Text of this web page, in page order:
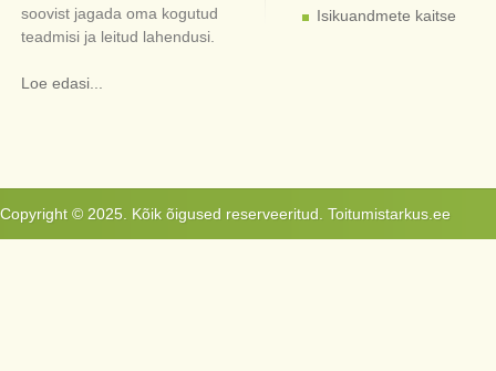
soovist jagada oma kogutud
teadmisi ja leitud lahendusi.
Loe edasi...
Isikuandmete kaitse
Copyright © 2025. Kõik õigused reserveeritud. Toitumistarkus.ee